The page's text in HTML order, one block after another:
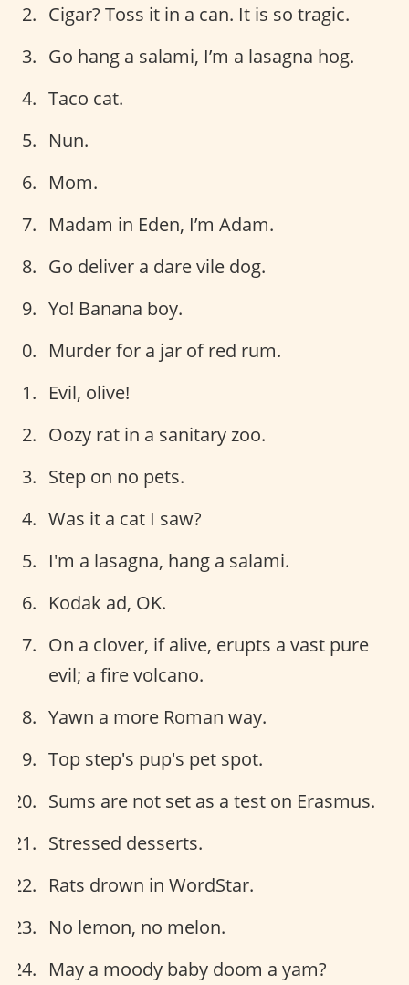
Cigar? Toss it in a can. It is so tragic.
Go hang a salami, I’m a lasagna hog.
Taco cat.
Nun.
Mom.
Madam in Eden, I’m Adam.
Go deliver a dare vile dog.
Yo! Banana boy.
Murder for a jar of red rum.
Evil, olive!
Oozy rat in a sanitary zoo.
Step on no pets.
Was it a cat I saw?
I'm a lasagna, hang a salami.
Kodak ad, OK.
On a clover, if alive, erupts a vast pure
evil; a fire volcano.
Yawn a more Roman way.
Top step's pup's pet spot.
Sums are not set as a test on Erasmus.
Stressed desserts.
Rats drown in WordStar.
No lemon, no melon.
May a moody baby doom a yam?